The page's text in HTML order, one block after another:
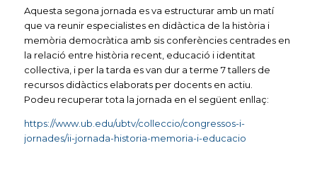
Aquesta segona jornada es va estructurar amb un matí
que va reunir especialistes en didàctica de la història i
memòria democràtica amb sis conferències centrades en
la relació entre història recent, educació i identitat
col·lectiva, i per la tarda es van dur a terme 7 tallers de
recursos didàctics elaborats per docents en actiu.
Podeu recuperar tota la jornada en el següent enllaç:
https://www.ub.edu/ubtv/colleccio/congressos-i-
jornades/ii-jornada-historia-memoria-i-educacio